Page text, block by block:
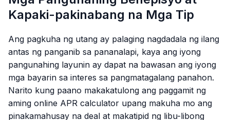
Kapaki-pakinabang na Mga Tip
Ang pagkuha ng utang ay palaging nagdadala ng ilang
antas ng panganib sa pananalapi, kaya ang iyong
pangunahing layunin ay dapat na bawasan ang iyong
mga bayarin sa interes sa pangmatagalang panahon.
Narito kung paano makakatulong ang paggamit ng
aming online APR calculator upang makuha mo ang
pinakamahusay na deal at makatipid ng libu-libong